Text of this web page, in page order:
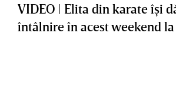
VIDEO | Elita din karate îşi
întâlnire în acest weekend la